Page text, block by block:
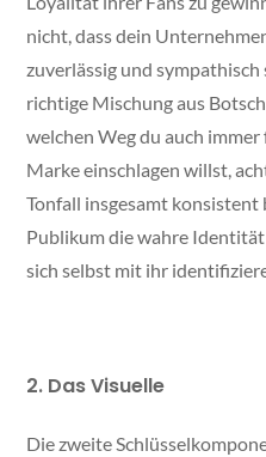
nicht, dass dein
zuverlässig und sympathisch
richtige Mischung aus
welchen Weg du auch
Marke einschlagen willst,
Tonfall insgesamt
Publikum die wahre
sich selbst mit ihr
2. Das Visuelle
Die zweite